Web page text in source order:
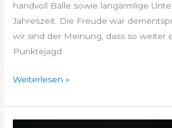
handvoll Bälle sowie langärmlige
Jahreszeit. Die Freude war
wir sind der Meinung, dass so weiter
Punktejagd
Weiterlesen »